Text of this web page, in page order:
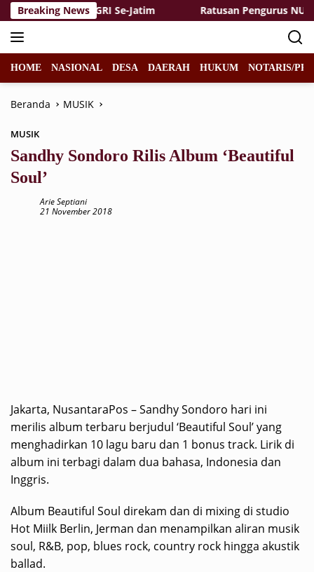
Langsung
ke
konten
Breaking News
Tinggi PGRI Se-Jatim Ratusan Pengurus NU
HOME NASIONAL DESA DAERAH HUKUM NOTARIS/
Beranda MUSIK
MUSIK
Sandhy Sondoro Rilis Album ‘Beautiful
Soul’
Arie Septiani
21 November 2018
Jakarta, NusantaraPos – Sandhy Sondoro hari ini
merilis album terbaru berjudul ‘Beautiful Soul’ yang
menghadirkan 10 lagu baru dan 1 bonus track. Lirik di
album ini terbagi dalam dua bahasa, Indonesia dan
Inggris.
Album Beautiful Soul direkam dan di mixing di studio
Hot Miilk Berlin, Jerman dan menampilkan aliran musik
soul, R&B, pop, blues rock, country rock hingga akustik
ballad.